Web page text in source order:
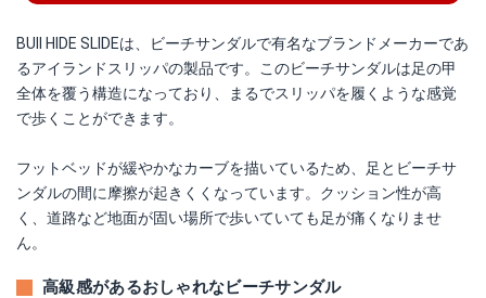
BUll HIDE SLIDEは、ビーチサンダルで有名なブランドメーカーであ
るアイランドスリッパの製品です。このビーチサンダルは足の甲
全体を覆う構造になっており、まるでスリッパを履くような感覚
で歩くことができます。
フットベッドが緩やかなカーブを描いているため、足とビーチサ
ンダルの間に摩擦が起きくくなっています。クッション性が高
く、道路など地面が固い場所で歩いていても足が痛くなりませ
ん。
高級感があるおしゃれなビーチサンダル